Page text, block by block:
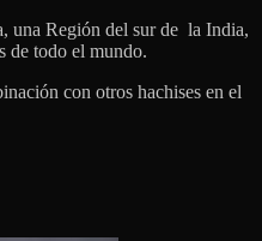
una Región del sur de la India,
de todo el mundo.
con otros hachises en el